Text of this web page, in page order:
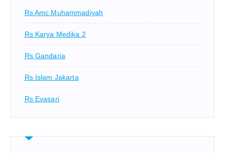
Rs Amc Muhammadiyah
Rs Karya Medika 2
Rs Gandaria
Rs Islam Jakarta
Rs Evasari